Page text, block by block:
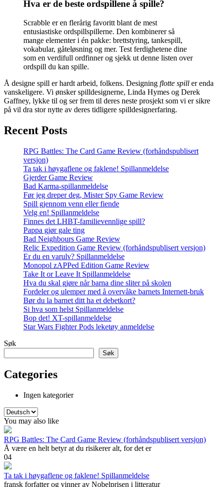
Hva er de beste ordspillene å spille?
Scrabble er en flerårig favoritt blant de mest
entusiastiske ordspillspillerne. Den kombinerer så
mange elementer i én pakke: brettstyring, tankespill,
vokabular, gåteløsning og mer. Test ferdighetene dine
som en verdifull ordfinner og sjekk ut denne listen over
ordspill du kan spille.
Å designe spill er hardt arbeid, folkens. Designing flotte spill er enda
vanskeligere. Vi ønsker spilldesignerne, Linda Hymes og Derek
Gaffney, lykke til og ser frem til deres neste prosjekt som vi er sikre
på vil dra stor nytte av deres tidligere spilldesignerfaring.
Recent Posts
RPG Battles: The Card Game Review (forhåndspublisert
versjon)
Ta tak i høygaflene og faklene! Spillanmeldelse
Gjerder Game Review
Bad Karma-spillanmeldelse
Før jeg dreper deg, Mister Spy Game Review
Spill gjennom venn eller fiende
Velg en! Spillanmeldelse
Finnes det LHBT-familievennlige spill?
Pappa gjør gale ting
Bad Neighbours Game Review
Relic Expedition Game Review (forhåndspublisert versjon)
Er du en varulv? Spillanmeldelse
Monopol zAPPed Edition Game Review
Take It or Leave It Spillanmeldelse
Hva du skal gjøre når barna dine sliter på skolen
Fordeler og ulemper med å overvåke barnets Internett-bruk
Bør du la barnet ditt ha et debetkort?
Si hva som helst Spillanmeldelse
Bop det! XT-spillanmeldelse
Star Wars Fighter Pods leketøy anmeldelse
Søk
Søk
Categories
Ingen kategorier
Velg
et
språk
You may also like
RPG Battles: The Card Game Review (forhåndspublisert versjon)
Å være en helt betyr at du risikerer alt, for det er
04
Ta tak i høygaflene og faklene! Spillanmeldelse
fransk forfatter og vinner av Nobelprisen i litteratur